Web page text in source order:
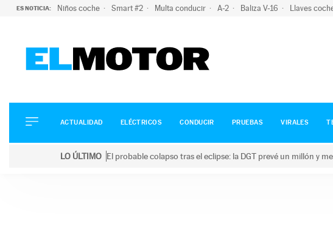
ES NOTICIA: Niños coche Smart #2 Multa conducir A-2 Baliza V-16 Llaves
ELÉCTRICOS
CONDUCIR
ACTUALIDAD ELÉCTRICOS CONDUCIR PRUEBAS VIRALES
LO ÚLTIMO El probable colapso tras el eclipse: la DGT prevé un millón y